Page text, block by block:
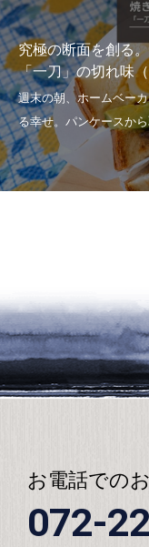
究極の断面を創る
「一刀」の切れ味
お電話での
072-